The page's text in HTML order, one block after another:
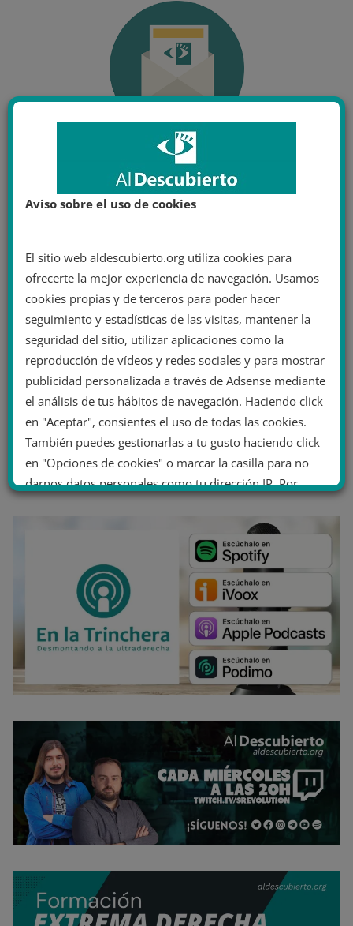
Aviso sobre el uso de cookies
El sitio web aldescubierto.org utiliza cookies para
ofrecerte la mejor experiencia de navegación. Usamos
cookies propias y de terceros para poder hacer
seguimiento y estadísticas de las visitas, mantener la
seguridad del sitio, utilizar aplicaciones como la
reproducción de vídeos y redes sociales y para mostrar
publicidad personalizada a través de Adsense mediante
el análisis de tus hábitos de navegación. Haciendo click
en "Aceptar", consientes el uso de todas las cookies.
También puedes gestionarlas a tu gusto haciendo click
en "Opciones de cookies" o marcar la casilla para no
darnos datos personales como tu dirección IP. Por
No dar mi información personal
Opciones de cookies Aceptar cookies
Rechazar cookies Política de cookies